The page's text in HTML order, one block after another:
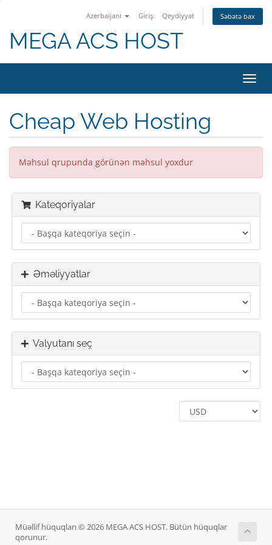
Azerbaijani Giriş Qeydiyyat Səbətə bax
MEGA ACS HOST
keçid
Cheap Web Hosting
Məhsul qrupunda görünən məhsul yoxdur
Kateqoriyalar
Əməliyyatlar
Valyutanı seç
Müəllif hüquqları © 2026 MEGA ACS HOST. Bütün hüquqlar
qorunur.